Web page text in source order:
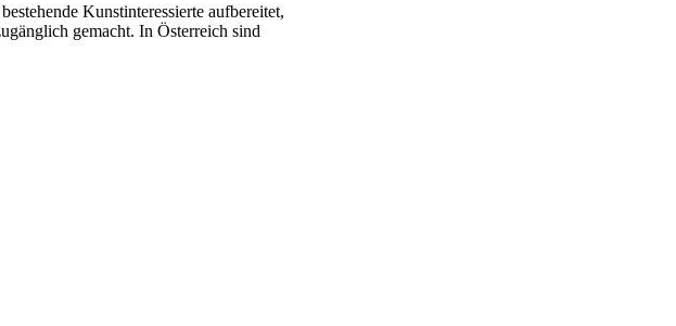
Kunstinteressierte aufbereitet,
gemacht. In Österreich sind